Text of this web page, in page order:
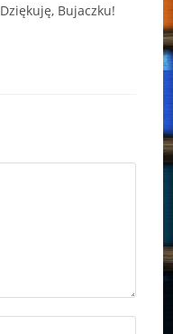
Dziękuję, Bujaczku!